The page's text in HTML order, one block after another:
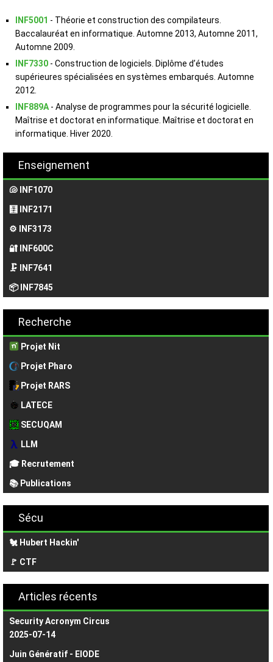
INF5001 - Théorie et construction des compilateurs.
Baccalauréat en informatique. Automne 2013, Automne 2011,
Automne 2009.
INF7330 - Construction de logiciels. Diplôme d’études
supérieures spécialisées en systèmes embarqués. Automne
2012.
INF889A - Analyse de programmes pour la sécurité logicielle.
Maîtrise et doctorat en informatique. Maîtrise et doctorat en
informatique. Hiver 2020.
Enseignement
🐚 INF1070
🧮 INF2171
⚙️ INF3173
🔐 INF600C
🗜️ INF7641
📦 INF7845
Recherche
Projet Nit
Projet Pharo
Projet RARS
LATECE
SECUQAM
LLM
🎓 Recrutement
📚 Publications
Sécu
🐔 Hubert Hackin'
🚩 CTF
Articles récents
Security Acronym Circus
2025-07-14
Juin Génératif - EIODE